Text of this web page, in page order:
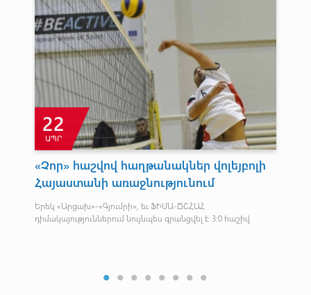
22
ԱՊՐ
«Չոր» հաշվով հաղթանակներ վոլեյբոլի
Հայաստանի առաջնությունում
Երեկ «Արցախ»-«Գյումրի», եւ ՖԻՄԱ-ՃՇՀԱՀ
դիմակայություններում նույնպես գրանցվել է 3:0 հաշիվ